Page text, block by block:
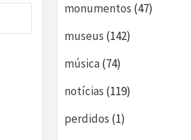
monumentos (47)
museus (142)
música(74)
notícias (119)
perdidos (1)